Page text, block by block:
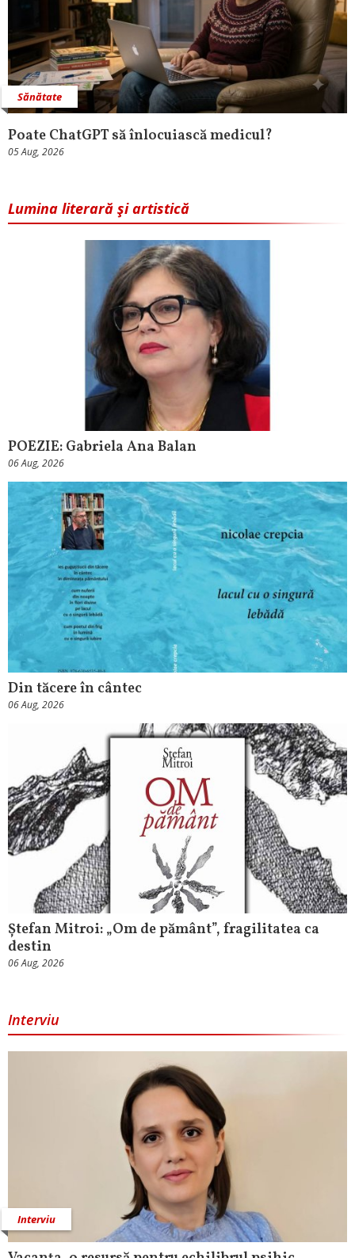
Sănătate
Poate ChatGPT să înlocuiască medicul?
05 Aug, 2026
Lumina literară şi artistică
POEZIE: Gabriela Ana Balan
06 Aug, 2026
Din tăcere în cântec
06 Aug, 2026
Ștefan Mitroi: „Om de pământ”, fragilitatea ca
destin
06 Aug, 2026
Interviu
Interviu